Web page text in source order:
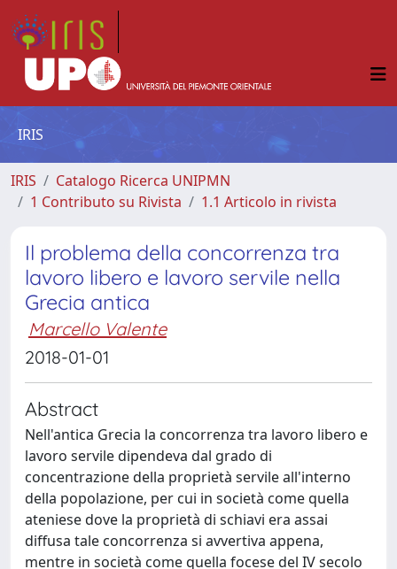
IRIS
IRIS
Catalogo Ricerca UNIPMN
1 Contributo su Rivista
1.1 Articolo in rivista
Il problema della concorrenza tra
lavoro libero e lavoro servile nella
Grecia antica
Marcello Valente
2018-01-01
Abstract
Nell'antica Grecia la concorrenza tra lavoro libero e
lavoro servile dipendeva dal grado di
concentrazione della proprietà servile all'interno
della popolazione, per cui in società come quella
ateniese dove la proprietà di schiavi era assai
diffusa tale concorrenza si avvertiva appena,
mentre in società come quella focese del IV secolo